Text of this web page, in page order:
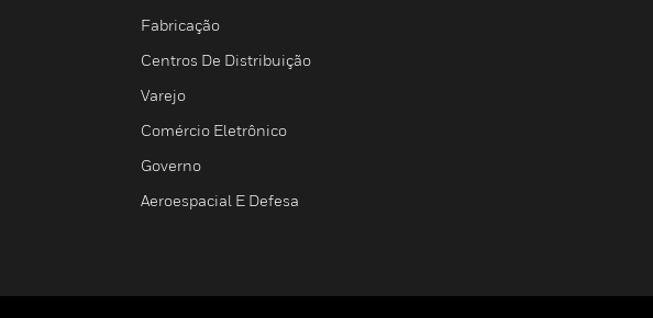
Fabricação
Centros De Distribuição
Varejo
Comércio Eletrônico
Governo
Aeroespacial E Defesa